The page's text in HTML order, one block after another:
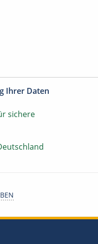
Ihrer Daten
sichere